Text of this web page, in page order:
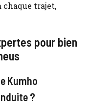
chaque trajet,
pour bien
Kumho
?